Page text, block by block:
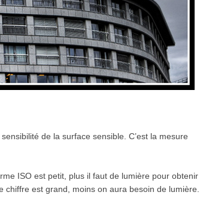
de la surface sensible. C’est la mesure
ISO est petit, plus il faut de lumière pour obtenir
est grand, moins on aura besoin de lumière.